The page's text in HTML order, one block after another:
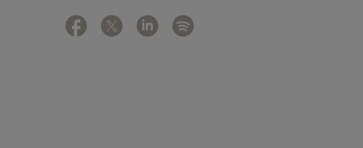
Facebook
si apre in una nuova scheda
Twitter
si apre in una nuova scheda
Linkedin
si apre in una nuova scheda